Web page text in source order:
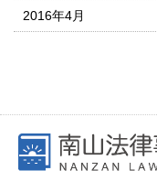
2016年4月